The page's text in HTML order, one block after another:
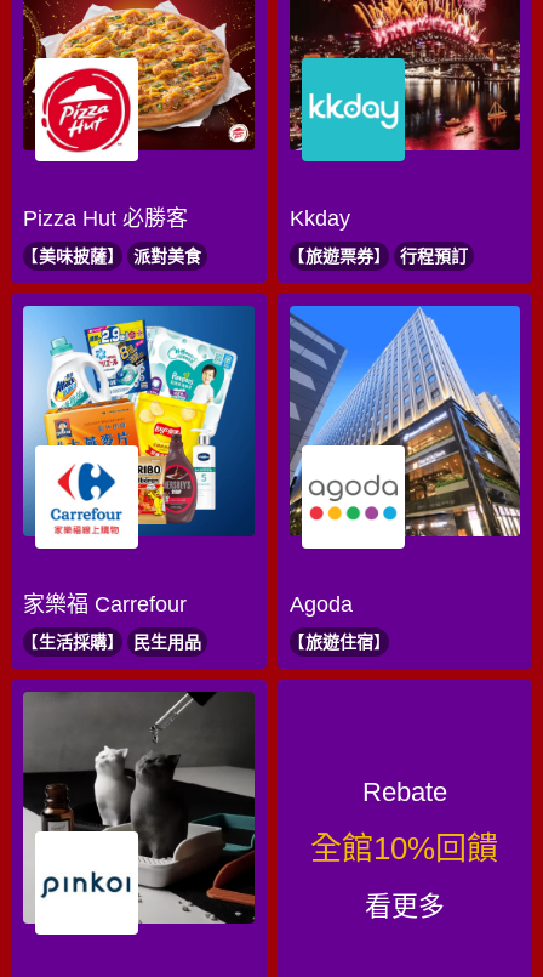
Pizza Hut 必勝客
美味披薩 派對美食
Kkday
旅遊票券 行程預訂
家樂福 Carrefour
生活採購 民生用品
Agoda
旅遊住宿
Rebate
全館10%回饋
看更多